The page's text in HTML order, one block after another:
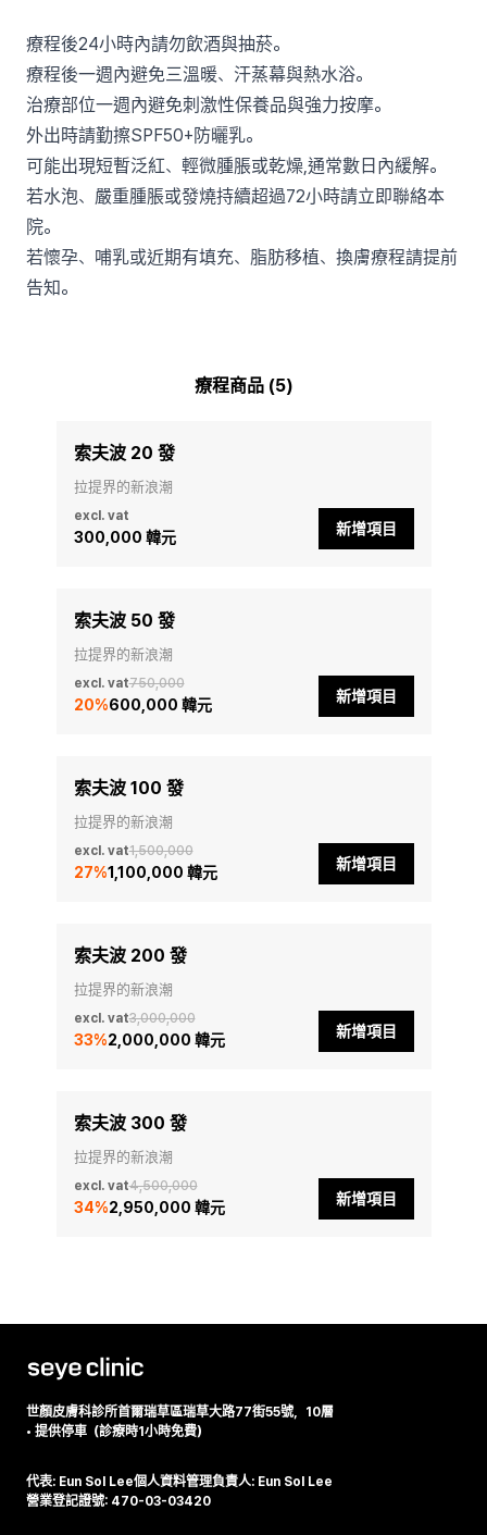
療程後24小時內請勿飲酒與抽菸。
療程後一週內避免三溫暖、汗蒸幕與熱水浴。
治療部位一週內避免刺激性保養品與強力按摩。
外出時請勤擦SPF50+防曬乳。
可能出現短暫泛紅、輕微腫脹或乾燥,通常數日內緩解。
若水泡、嚴重腫脹或發燒持續超過72小時請立即聯絡本
院。
若懷孕、哺乳或近期有填充、脂肪移植、換膚療程請提前
告知。
療程商品 (5)
索夫波 20 發
拉提界的新浪潮
excl. vat
300,000 韓元 新增項目
索夫波 50 發
拉提界的新浪潮
excl. vat750,000
20%600,000 韓元 新增項目
索夫波 100 發
拉提界的新浪潮
excl. vat1,500,000
27%1,100,000 韓元 新增項目
索夫波 200 發
拉提界的新浪潮
excl. vat3,000,000
33%2,000,000 韓元 新增項目
索夫波 300 發
拉提界的新浪潮
excl. vat4,500,000
34%2,950,000 韓元 新增項目
世顏皮膚科診所首爾瑞草區瑞草大路77街55號，10層
• 提供停車（診療時1小時免費）
代表: Eun Sol Lee個人資料管理負責人: Eun Sol Lee
營業登記證號: 470-03-03420